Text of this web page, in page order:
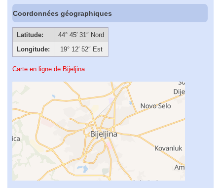
Coordonnées géographiques
Latitude:
44° 45′ 31″ Nord
Longitude:
19° 12′ 52″ Est
Carte en ligne de Bijeljina